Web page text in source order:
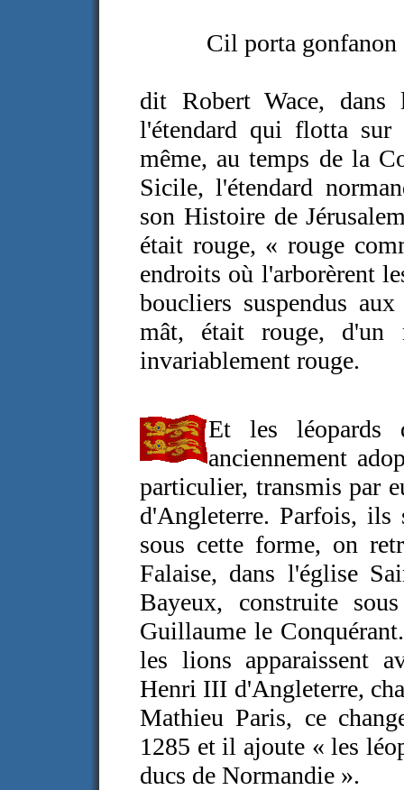
Cil porta gonfanon
dit Robert Wace,
l'étendard qui flotta
même, au temps de la
Sicile, l'étendard
son Histoire de
était rouge, « rouge
endroits où l'arborèrent
boucliers suspendus
mât, était rouge, d'un
invariablement rouge.
Et les léopards
anciennement
particulier, transmis par
d'Angleterre. Parfois, ils
sous cette forme, on
Falaise, dans l'église
Bayeux, construite
Guillaume le
les lions apparaissent
Henri III d'Angleterre,
Mathieu Paris, ce
1285 et il ajoute « les
ducs de Normandie ».